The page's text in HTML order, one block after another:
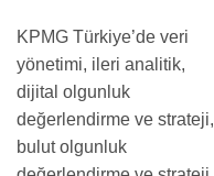
KPMG Türkiye’de veri
yönetimi, ileri analitik,
dijital olgunluk
değerlendirme ve strateji,
bulut olgunluk